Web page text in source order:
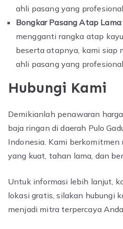
ahli pasang yang profesional.
Bongkar Pasang Atap Lama
mengganti rangka atap
beserta atapnya, kami siap
ahli pasang yang profesional.
Hubungi Kami
Demikianlah penawaran
baja ringan di daerah Pulo
Indonesia. Kami
yang kuat, tahan lama, dan
Untuk informasi lebih lanjut,
lokasi gratis, silakan hubungi
menjadi mitra terpercaya Anda.